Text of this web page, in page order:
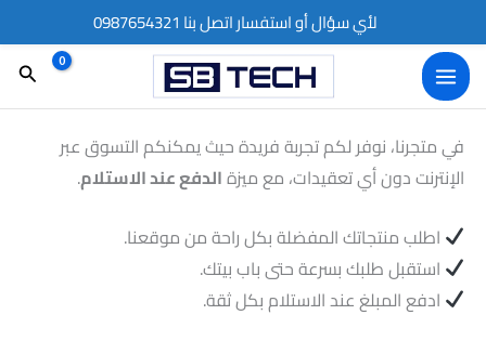
إلى
المحتوى
في متجرنا، نوفر لكم تجربة فريدة حيث يمكنكم التسوق عبر
الإنترنت دون أي تعقيدات، مع ميزةالدفع عند الاستلام.
اطلب منتجاتك المفضلة بكل راحة من موقعنا.
استقبل طلبك بسرعة حتى باب بيتك.
ادفع المبلغ عند الاستلام بكل ثقة.
لأي سؤال أو استفسار اتصل بنا 0987654321